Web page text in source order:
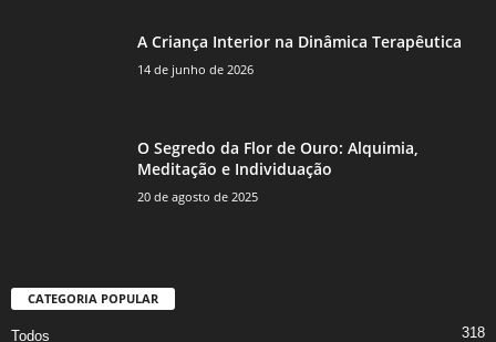
A Criança Interior na Dinâmica Terapêutica
14 de junho de 2026
O Segredo da Flor de Ouro: Alquimia,
Meditação e Individuação
20 de agosto de 2025
CATEGORIA POPULAR
Todos 318